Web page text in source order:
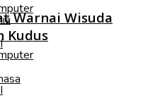
Warnai Wisuda
Kudus